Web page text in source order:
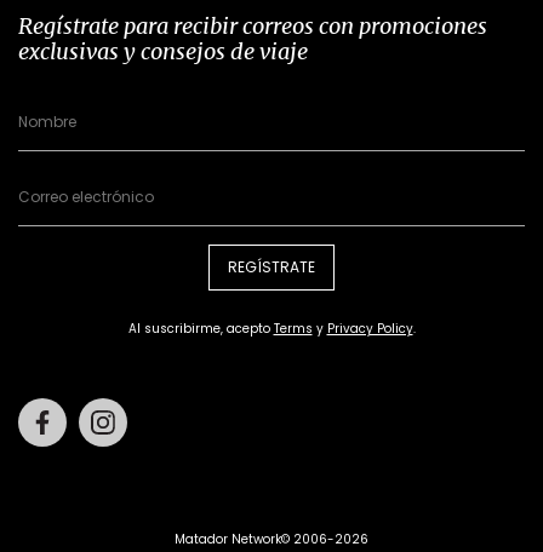
Regístrate para recibir correos con promociones
exclusivas y consejos de viaje
REGÍSTRATE
Al suscribirme, acepto Terms y Privacy Policy.
Facebook
Matador Network© 2006-2026